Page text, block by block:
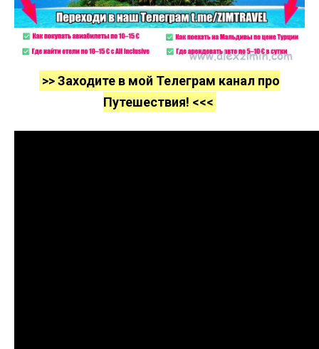
>> Заходите в мой Телеграм канал про
Путешествия! <<<